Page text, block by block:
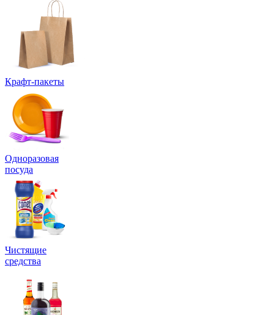
Крафт-пакеты
Одноразовая
посуда
Чистящие
средства